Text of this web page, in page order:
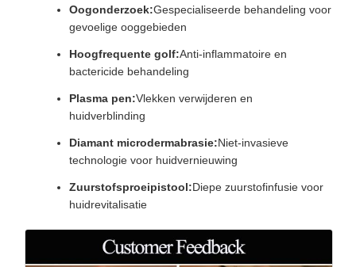
Oogonderzoek:Gespecialiseerde behandeling voor
gevoelige ooggebieden
Hoogfrequente golf:Anti-inflammatoire en
bactericide behandeling
Plasma pen:Vlekken verwijderen en
huidverblinding
Diamant microdermabrasie:Niet-invasieve
technologie voor huidvernieuwing
Zuurstofsproeipistool:Diepe zuurstofinfusie voor
huidrevitalisatie